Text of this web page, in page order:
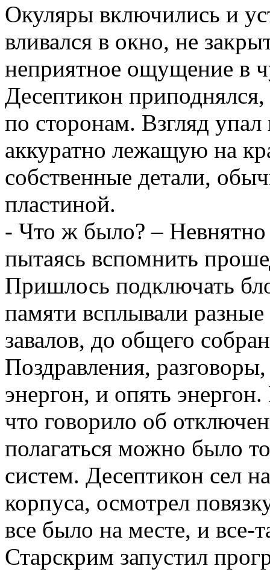
Окуляры включились и
вливался в окно, не
неприятное ощущение в
Десептикон
по сторонам. Взгляд
аккуратно лежащую на
собственные детали,
пластиной.
- Что ж было? –
пытаясь вспомнить
Пришлось подключать
памяти всплывали
завалов, до общего
Поздравления,
энергон, и опять
что говорило об
полагаться можно было
систем. Десептикон сел
корпуса, осмотрел
все было на месте, и все-
Старскрим запустил